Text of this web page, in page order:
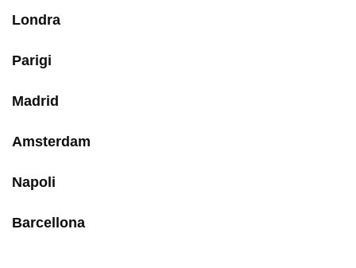
Londra
Parigi
Madrid
Amsterdam
Napoli
Barcellona